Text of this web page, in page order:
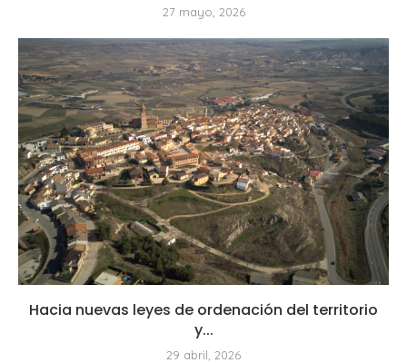
27 mayo, 2026
Hacia nuevas leyes de ordenación del territorio
y...
29 abril, 2026